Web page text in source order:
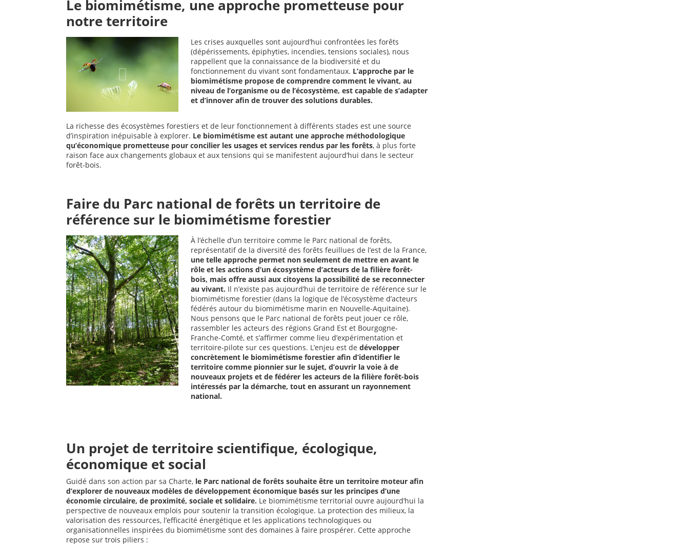
Le biomimétisme, une approche prometteuse pour
notre territoire
Les crises auxquelles sont aujourd’hui confrontées les forêts
(dépérissements, épiphyties, incendies, tensions sociales), nous
rappellent que la connaissance de la biodiversité et du
fonctionnement du vivant sont fondamentaux. L’approche par le
biomimétisme propose de comprendre comment le vivant, au
niveau de l’organisme ou de l’écosystème, est capable de s’adapter
et d’innover afin de trouver des solutions durables.
La richesse des écosystèmes forestiers et de leur fonctionnement à différents stades est une source
d’inspiration inépuisable à explorer. Le biomimétisme est autant une approche méthodologique
qu’économique prometteuse pour concilier les usages et services rendus par les forêts, à plus forte
raison face aux changements globaux et aux tensions qui se manifestent aujourd’hui dans le secteur
forêt-bois.
Faire du Parc national de forêts un territoire de
référence sur le biomimétisme forestier
À l’échelle d’un territoire comme le Parc national de forêts,
représentatif de la diversité des forêts feuillues de l’est de la France,
une telle approche permet non seulement de mettre en avant le
rôle et les actions d’un écosystème d’acteurs de la filière forêt-
bois, mais offre aussi aux citoyens la possibilité de se reconnecter
au vivant. Il n’existe pas aujourd’hui de territoire de référence sur le
biomimétisme forestier (dans la logique de l’écosystème d’acteurs
fédérés autour du biomimétisme marin en Nouvelle-Aquitaine).
Nous pensons que le Parc national de forêts peut jouer ce rôle,
rassembler les acteurs des régions Grand Est et Bourgogne-
Franche-Comté, et s’affirmer comme lieu d’expérimentation et
territoire-pilote sur ces questions. L’enjeu est dedévelopper
concrètement le biomimétisme forestier afin d’identifier le
territoire comme pionnier sur le sujet, d’ouvrir la voie à de
nouveaux projets et de fédérer les acteurs de la filière forêt-bois
intéressés par la démarche, tout en assurant un rayonnement
national.
Un projet de territoire scientifique, écologique,
économique et social
Guidé dans son action par sa Charte, le Parc national de forêts souhaite être un territoire moteur afin
d’explorer de nouveaux modèles de développement économique basés sur les principes d’une
économie circulaire, de proximité, sociale et solidaire. Le biomimétisme territorial ouvre aujourd’hui la
perspective de nouveaux emplois pour soutenir la transition écologique. La protection des milieux, la
valorisation des ressources, l’efficacité énergétique et les applications technologiques ou
organisationnelles inspirées du biomimétisme sont des domaines à faire prospérer. Cette approche
repose sur trois piliers :